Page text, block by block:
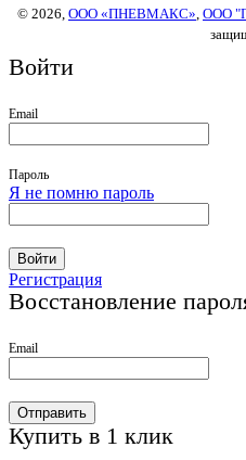
© 2026, ООО «ПНЕВМАКС», ООО
Войти
Email
Пароль
Я не помню пароль
Войти
Регистрация
Восстановление
Email
Отправить
Купить в 1 клик